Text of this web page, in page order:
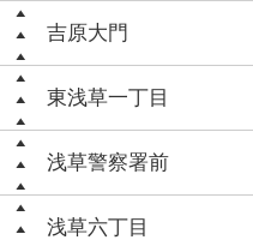
吉原大門
東浅草一丁目
浅草警察署前
浅草六丁目